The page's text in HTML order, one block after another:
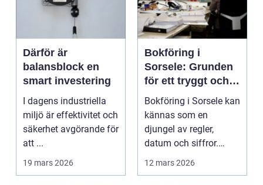
Därför är
balansblock en
smart investering
I dagens industriella
miljö är effektivitet och
säkerhet avgörande för
att ...
19 mars 2026
Bokföring i
Sorsele: Grunden
för ett tryggt och
lönsamt företag
Bokföring i Sorsele kan
kännas som en
djungel av regler,
datum och siffror.
12 mars 2026